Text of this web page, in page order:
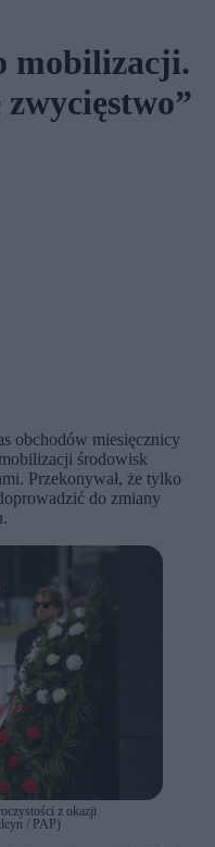
mobilizacji.
obchodów miesięcznicy
środowisk
Przekonywał, że tylko
do zmiany
z okazji
/ PAP)